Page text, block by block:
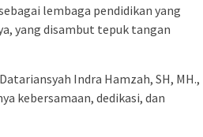
lembaga pendidikan yang
yang disambut tepuk tangan
Indra Hamzah, SH, MH.,
kebersamaan, dedikasi, dan